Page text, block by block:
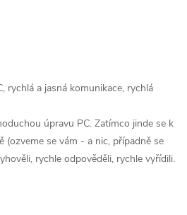
rychlá a jasná komunikace, rychlá
úpravu PC. Zatímco jinde se k
(ozveme se vám - a nic, případně se
rychle odpověděli, rychle vyřídili.